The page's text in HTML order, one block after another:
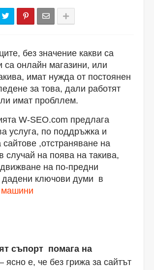
без значение какви са
са онлайн магазини, или
имат нужда от постоянен
за това, дали работят
имат пробллем.
W-SEO.com предлага
услуга, по поддръжка и
,отстраняване на
случай на поява на такива,
на по-предни
дадени ключови думи в
машини
съпорт помага на
ясно е, че без грижа за сайтът